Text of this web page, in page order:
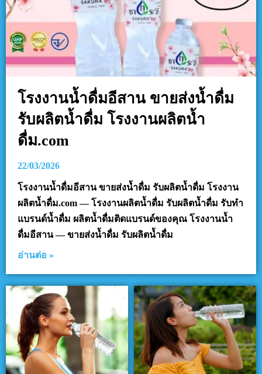
โรงงานน้ำดื่มอีสาน ขายส่งน้ำดื่ม
รับผลิตน้ำดื่ม โรงงานผลิตน้ำ
ดื่ม.com
22/03/2026
โรงงานน้ำดื่มอีสาน ขายส่งน้ำดื่ม รับผลิตน้ำดื่ม โรงงาน
ผลิตน้ำดื่ม.com — โรงงานผลิตน้ำดื่ม รับผลิตน้ำดื่ม รับทำ
แบรนด์น้ำดื่ม ผลิตน้ำดื่มติดแบรนด์ของคุณ โรงงานน้ำ
ดื่มอีสาน — ขายส่งน้ำดื่ม รับผลิตน้ำดื่ม
อ่านต่อ »